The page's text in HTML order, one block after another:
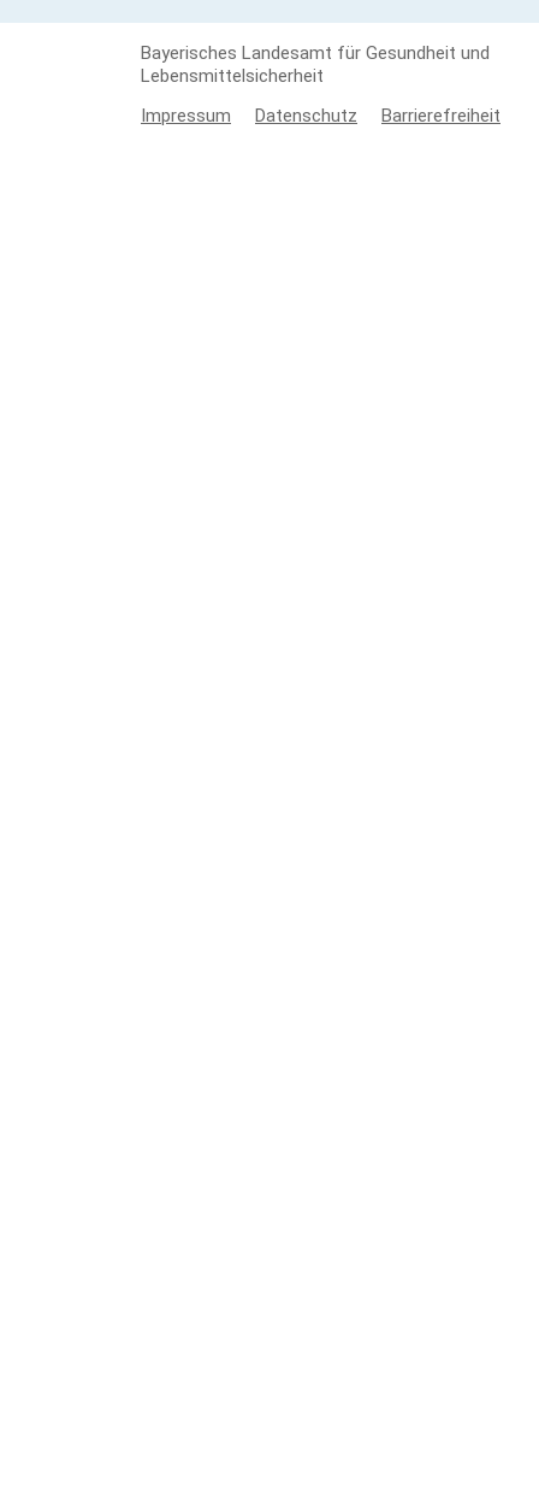
Bayerisches Landesamt für Gesundheit und
Lebensmittelsicherheit
Impressum
Datenschutz Barrierefreiheit